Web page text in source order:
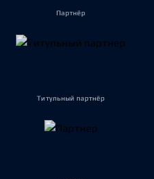
Партнёр
Титульный партнёр